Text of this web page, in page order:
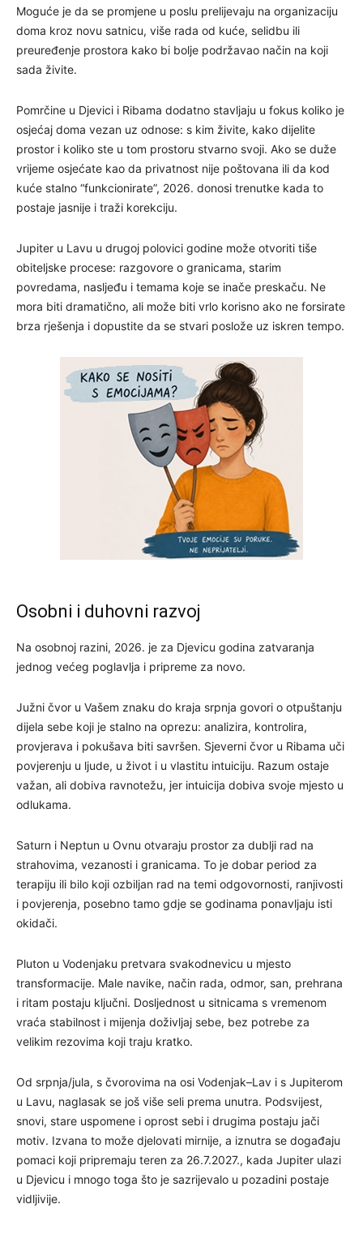
Moguće je da se promjene u poslu prelijevaju na organizaciju
doma kroz novu satnicu, više rada od kuće, selidbu ili
preuređenje prostora kako bi bolje podržavao način na koji
sada živite.
Pomrčine u Djevici i Ribama dodatno stavljaju u fokus koliko je
osjećaj doma vezan uz odnose: s kim živite, kako dijelite
prostor i koliko ste u tom prostoru stvarno svoji. Ako se duže
vrijeme osjećate kao da privatnost nije poštovana ili da kod
kuće stalno “funkcionirate”, 2026. donosi trenutke kada to
postaje jasnije i traži korekciju.
Jupiter u Lavu u drugoj polovici godine može otvoriti tiše
obiteljske procese: razgovore o granicama, starim
povredama, nasljeđu i temama koje se inače preskaču. Ne
mora biti dramatično, ali može biti vrlo korisno ako ne forsirate
brza rješenja i dopustite da se stvari poslože uz iskren tempo.
Osobni i duhovni razvoj
Na osobnoj razini, 2026. je za Djevicu godina zatvaranja
jednog većeg poglavlja i pripreme za novo.
Južni čvor u Vašem znaku do kraja srpnja govori o otpuštanju
dijela sebe koji je stalno na oprezu: analizira, kontrolira,
provjerava i pokušava biti savršen. Sjeverni čvor u Ribama uči
povjerenju u ljude, u život i u vlastitu intuiciju. Razum ostaje
važan, ali dobiva ravnotežu, jer intuicija dobiva svoje mjesto u
odlukama.
Saturn i Neptun u Ovnu otvaraju prostor za dublji rad na
strahovima, vezanosti i granicama. To je dobar period za
terapiju ili bilo koji ozbiljan rad na temi odgovornosti, ranjivosti
i povjerenja, posebno tamo gdje se godinama ponavljaju isti
okidači.
Pluton u Vodenjaku pretvara svakodnevicu u mjesto
transformacije. Male navike, način rada, odmor, san, prehrana
i ritam postaju ključni. Dosljednost u sitnicama s vremenom
vraća stabilnost i mijenja doživljaj sebe, bez potrebe za
velikim rezovima koji traju kratko.
Od srpnja/jula, s čvorovima na osi Vodenjak–Lav i s Jupiterom
u Lavu, naglasak se još više seli prema unutra. Podsvijest,
snovi, stare uspomene i oprost sebi i drugima postaju jači
motiv. Izvana to može djelovati mirnije, a iznutra se događaju
pomaci koji pripremaju teren za 26.7.2027., kada Jupiter ulazi
u Djevicu i mnogo toga što je sazrijevalo u pozadini postaje
vidljivije.